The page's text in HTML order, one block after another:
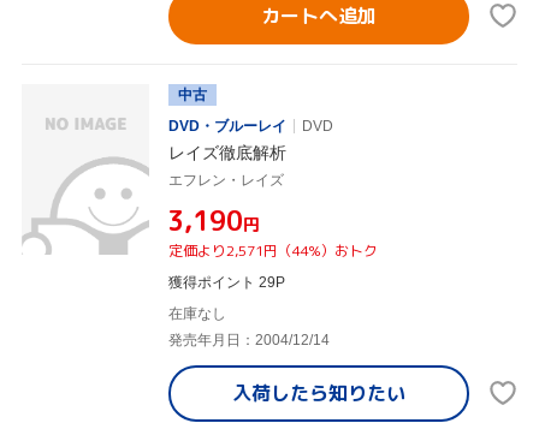
カートへ追加
中古
DVD・ブルーレイ
DVD
レイズ徹底解析
エフレン・レイズ
¥3,190円
定価より2,571円（44%）おトク
獲得ポイント 29P
在庫なし
発売年月日：2004/12/14
入荷したら知りたい